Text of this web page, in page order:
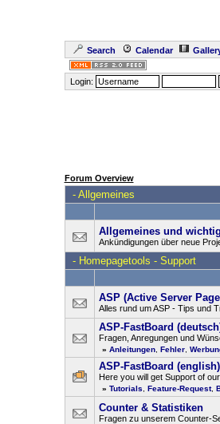
Search Calendar
Login:
Forum Overview
- Allgemeines
Allgemeines und
Ankündigungen über neue
- Homepagetools - Support
ASP (Active Server
Alles rund um ASP - Tips und
ASP-FastBoard
Fragen, Anregungen und
» Anleitungen, Fehler,
ASP-FastBoard (english)
Here you will get Support of
» Tutorials Feature-Request,
Counter & Statistiken
Fragen zu unserem Counter-